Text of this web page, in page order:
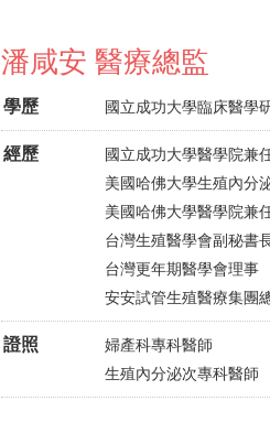
潘咸安 醫療總監
學歷 國立成功大學臨床醫學
經歷
國立成功大學醫學院兼
美國哈佛大學生殖內分
美國哈佛大學醫學院兼
台灣生殖醫學會副秘書
台灣更年期醫學會理事
安安試管生殖醫療集團
證照
婦產科專科醫師
生殖內分泌次專科醫師